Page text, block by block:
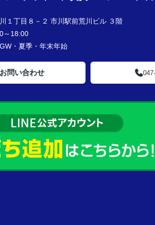
１丁目８－２ 市川駅前荒川ビル ３階
～18:00
・夏季・年末年始
お問い合わせ